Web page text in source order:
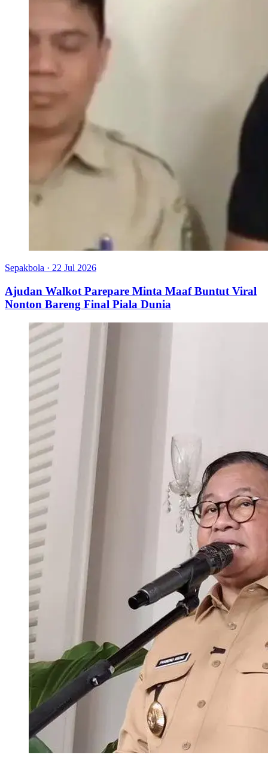
Sepakbola · 22 Jul 2026
Ajudan Walkot Parepare Minta Maaf Buntut Viral
Nonton Bareng Final Piala Dunia